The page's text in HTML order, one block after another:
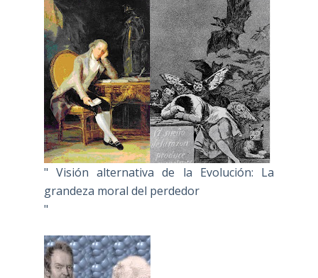
" Visión alternativa de la Evolución: La
grandeza moral del perdedor
"